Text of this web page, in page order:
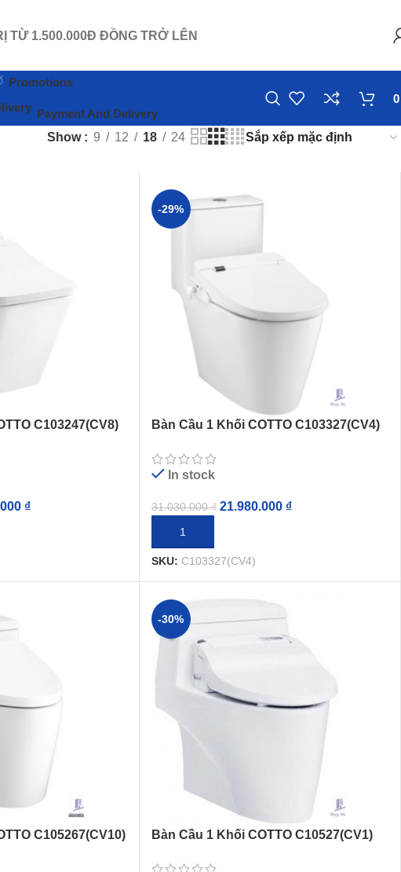
TỪ 1.500.000Đ ĐỒNG TRỞ LÊN
Promotions
Payment And Delivery
Show 9 12 18 24
C103247(CV8)
₫
-29%
Bàn Cầu 1 Khối COTTO C103327(CV4)
In stock
31.030.000₫ 21.980.000 ₫
THÊM VÀO GIỎ HÀNG
SKU: C103327(CV4)
C105267(CV10)
-30%
Bàn Cầu 1 Khối COTTO C10527(CV1)